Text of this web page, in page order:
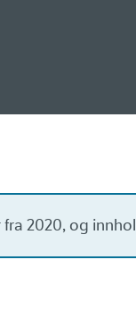
fra 2020, og